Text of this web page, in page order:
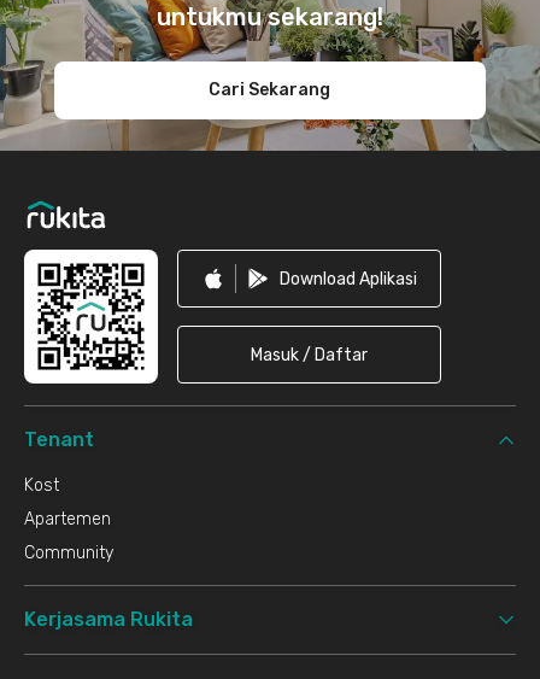
untukmu sekarang!
Cari Sekarang
Download Aplikasi
Masuk / Daftar
Tenant
Kost
Apartemen
Community
Kerjasama Rukita